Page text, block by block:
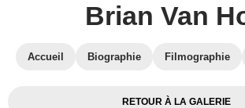
Brian Van
Accueil Biographie Filmographie
RETOUR À LA GALERIE